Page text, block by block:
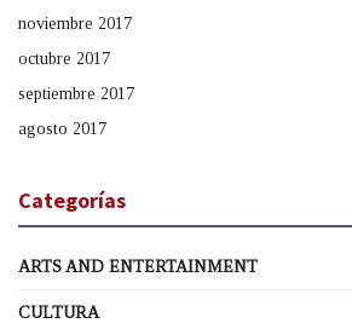
noviembre 2017
octubre 2017
septiembre 2017
agosto 2017
Categorías
ARTS AND ENTERTAINMENT
CULTURA